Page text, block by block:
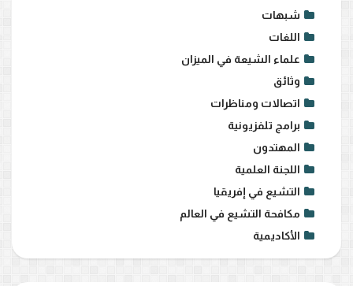
شبهات
اللغات
علماء الشيعة في الميزان
وثائق
اتصالات ومناظرات
برامج تلفزيونية
المهتدون
اللجنة العلمية
التشيع في إفريقيا
مكافحة التشيع في العالم
الأكاديمية